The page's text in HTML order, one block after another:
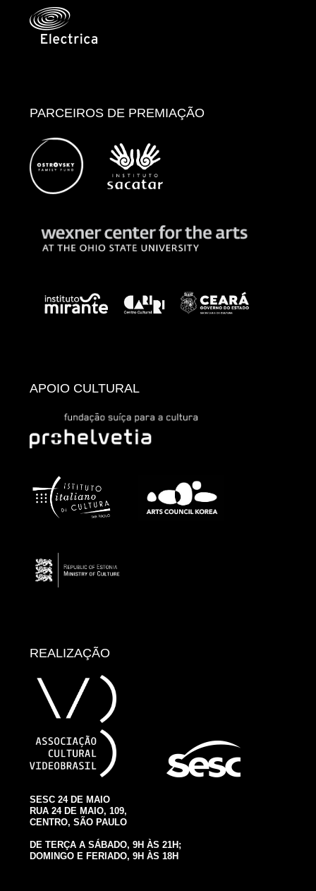
PARCEIROS DE PREMIAÇÃO
APOIO CULTURAL
REALIZAÇÃO
SESC 24 DE MAIO
RUA 24 DE MAIO, 109,
CENTRO, SÃO PAULO
DE TERÇA A SÁBADO, 9H ÀS 21H;
DOMINGO E FERIADO, 9H ÀS 18H